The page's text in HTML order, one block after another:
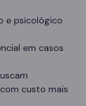
e psicológico
em casos
custo mais